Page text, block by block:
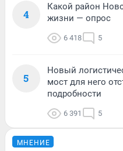
4
Какой район
жизни — опрос
6 418 5
5
Новый
мост для него
подробности
6 391 5
МНЕНИЕ